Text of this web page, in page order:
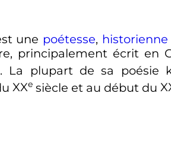
une poétesse, historienne
principalement écrit en
. La plupart de sa poésie
XXe siècle et au début du